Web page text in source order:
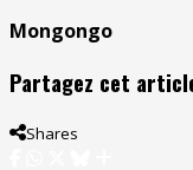
Mongongo
Partagez cet
Shares